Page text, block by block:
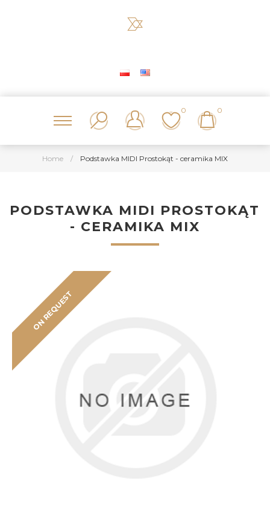
0 0
Home / Podstawka MIDI Prostokąt - ceramika MIX
PODSTAWKA MIDI PROSTOKĄT
- CERAMIKA MIX
ON REQUEST